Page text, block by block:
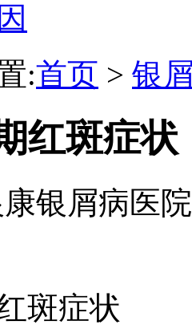
:首页 > 银
红斑症状
银屑病医
斑症状